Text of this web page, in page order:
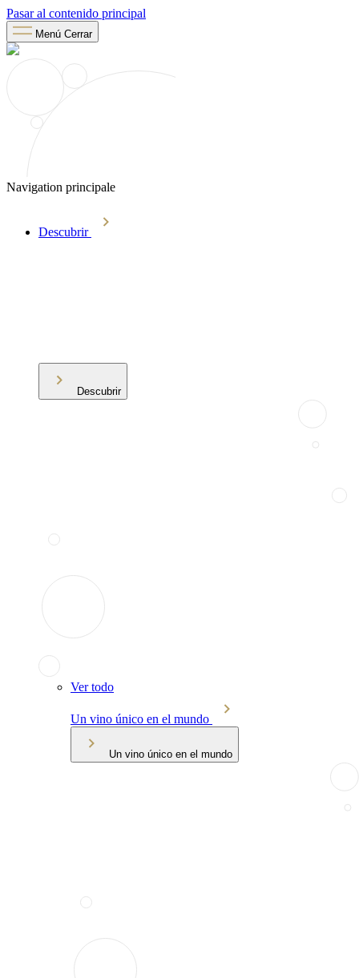
Pasar al contenido principal
Menú Cerrar
Navigation principale
Descubrir
Descubrir
Ver todo
Un vino único en el mundo
Un vino único en el mundo